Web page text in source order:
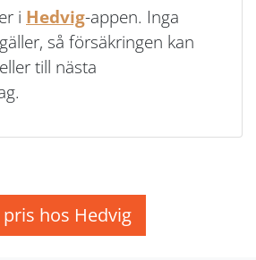
i Hedvig-appen. Inga
så försäkringen kan
till nästa
pris hos Hedvig